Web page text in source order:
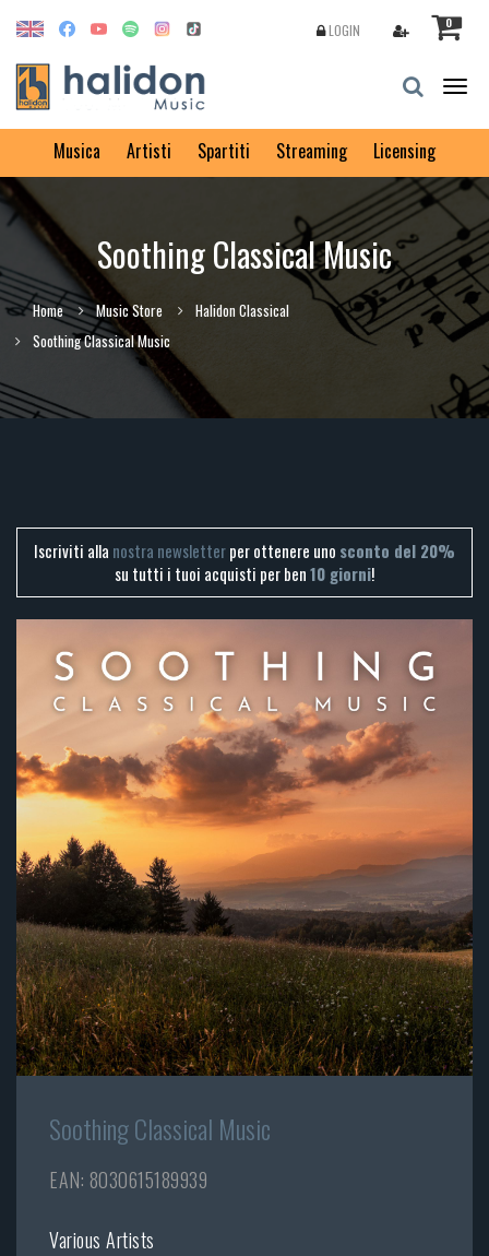
0
LOGIN
Musica Artisti Spartiti Streaming Licensing
Soothing Classical Music
Home Music Store
Halidon Classical
Soothing Classical Music
Iscriviti alla nostra newsletterper ottenere uno sconto del 20%
su tutti i tuoi acquisti per ben10 giorni!
Soothing Classical Music
EAN: 8030615189939
Various Artists